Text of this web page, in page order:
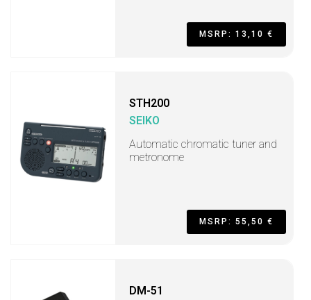
MSRP: 13,10 €
STH200
SEIKO
Automatic chromatic tuner and
metronome
MSRP: 55,50 €
DM-51